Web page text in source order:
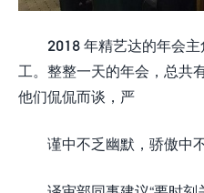
2018 年精艺达的年会
工。整整一天的年会，总共
他们侃侃而谈，严
谨中不乏幽默，骄傲中